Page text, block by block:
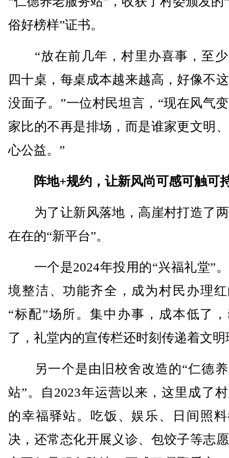
俗好榜样”证书。
“放在前几年，村里办喜事，至少
四十桌，每桌成本越来越高，好像不
没面子。”一位村民坦言，“现在风气
家比的不再是排场，而是谁家更文明
心公益。”
阵地+规约，让新风尚可感可触可
为了让新风落地，高崖村打造了
在在的“新平台”。
一个是2024年投用的“兴福礼堂”
境整洁、功能齐全，成为村民办理
“标配”场所。集中办事，成本低了
了，礼堂内的宣传栏还时刻传递着文明
另一个是由旧校舍改造的“仁德养
站”。自2023年运营以来，这里成了
的幸福驿站。吃饭、娱乐、日间照
决，还常态化开展义诊、包饺子等志